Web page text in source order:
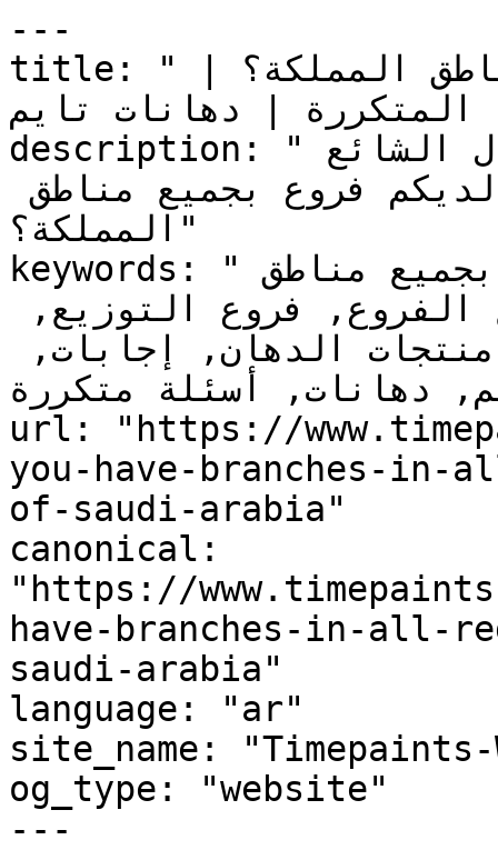
---
title: "هل يوجد لديكم فروع بجميع مناطق المملكة؟ |
المتكررة | دهانات تايم"
description: "استكشف الإجابات على السؤال الشائع
المملكة؟"
keywords: "هل يوجد لديكم فروع بجميع مناطق
دهانات, أسئلة متكررة"
url: "https://
you-have-branches-in-
of-saudi-arabia"
canonical:
"https://
have-branches-in-all-
saudi-arabia"
language: "ar"
site_name:
og_type: "website"
---